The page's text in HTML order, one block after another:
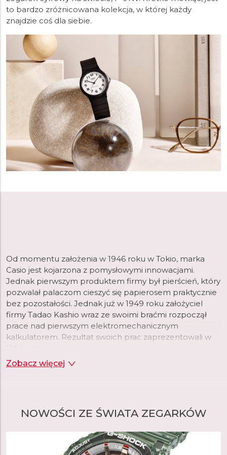
to bardzo zróżnicowana kolekcja, w której każdy
znajdzie coś dla siebie.
Od momentu założenia w 1946 roku w Tokio, marka
Casio jest kojarzona z pomysłowymi innowacjami.
Jednak pierwszym produktem firmy był pierścień, który
pozwalał palaczom cieszyć się papierosem praktycznie
bez pozostałości. Jednak już w 1949 roku założyciel
firmy Tadao Kashio wraz ze swoimi braćmi rozpoczął
prace nad pierwszym elektromechanicznym
kalkulatorem. Rezultat swoich prac zaprezentowali w
Dwadzieścia lat później, gdy firma rozszerzała swoje
z cyfrowym wyświetlaniem czasu, początkowo
jako okazję do wykorzystania swojej zaawansowanej
technologii układów scalonych opracowanej specjalnie
Zobacz więcej
NOWOŚCI ZE ŚWIATA ZEGARKÓW